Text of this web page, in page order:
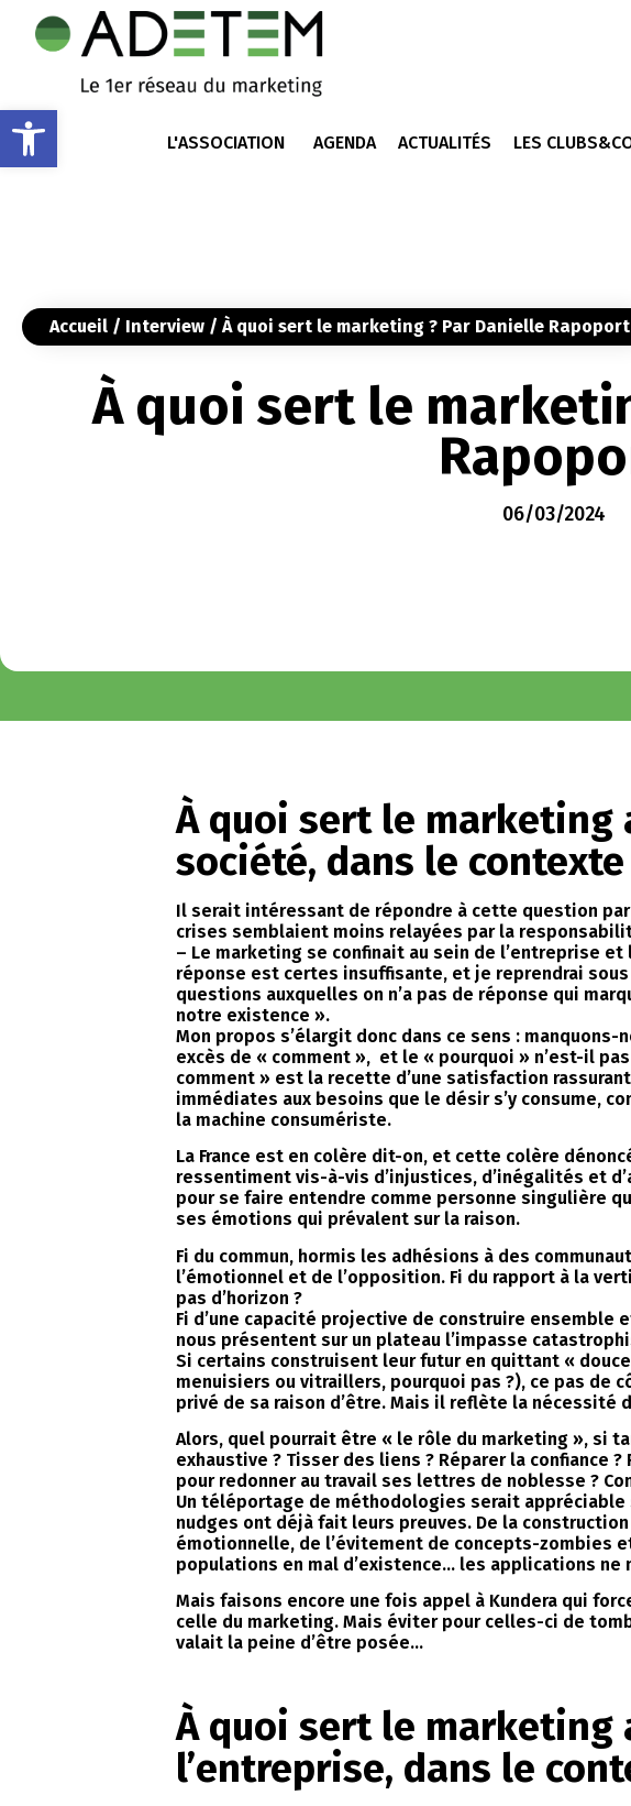
Ouvrir la barre d’outils
L'ASSOCIATION AGENDA ACTUALITÉS LES
Accueil / Interview / À quoi sert le marketing ? Par Danielle Rapoport
À quoi sert le
06/03/2024
À quoi sert le marketing
société, dans le
Il serait intéressant de répondre à cette question
crises semblaient moins relayées par la
– Le marketing se confinait au sein de l’entreprise
réponse est certes insuffisante, et je reprendrai
questions auxquelles on n’a pas de réponse qui
notre existence ».
Mon propos s’élargit donc dans ce sens :
excès de « comment », et le « pourquoi » n’est-il
comment » est la recette d’une satisfaction
immédiates aux besoins que le désir s’y consume,
la machine consumériste.
La France est en colère dit-on, et cette colère
ressentiment vis-à-vis d’injustices, d’inégalités et
pour se faire entendre comme personne singulière
ses émotions qui prévalent sur la raison.
Fi du commun, hormis les adhésions à des
l’émotionnel et de l’opposition. Fi du rapport à la
pas d’horizon ?
Fi d’une capacité projective de construire
nous présentent sur un plateau l’impasse
Si certains construisent leur futur en quittant «
menuisiers ou vitraillers, pourquoi pas ?), ce pas de
privé de sa raison d’être. Mais il reflète la nécessité
Alors, quel pourrait être « le rôle du marketing », si
exhaustive ? Tisser des liens ? Réparer la confiance
pour redonner au travail ses lettres de noblesse ?
Un téléportage de méthodologies serait
nudges ont déjà fait leurs preuves. De la
émotionnelle, de l’évitement de concepts-zombies
populations en mal d’existence… les applications ne
Mais faisons encore une fois appel à Kundera qui
celle du marketing. Mais éviter pour celles-ci de
valait la peine d’être posée…
À quoi sert le marketing
l’entreprise, dans le